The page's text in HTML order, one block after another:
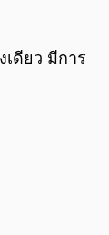
/0:00
เดียว มีการ